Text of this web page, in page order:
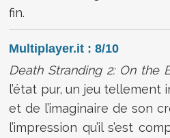
fin.
Multiplayer.it : 8/10
Death Stranding 2: On the
l’état pur, un jeu tellement
et de l’imaginaire de son
l’impression qu’il s’est